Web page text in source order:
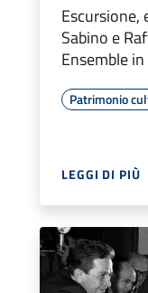
Escursione,
Sabino e
Ensemble
Patrimonio
LEGGI DI PIÙ